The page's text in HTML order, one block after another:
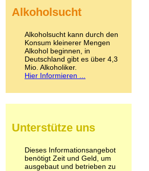
Kokain
LSD
Marihuana
Medikamente
Meskalin
Metamphetamin
Methadon
Pilze
Psychopharmaka
Schlafmittel
Schmerzmittel
Alkoholsucht
Alkoholsucht kann durch den
Konsum kleinerer Mengen
Alkohol beginnen, in
Deutschland gibt es über 4,3
Mio. Alkoholiker.
Hier Informieren ...
Unterstütze uns
Dieses Informationsangebot
benötigt Zeit und Geld, um
ausgebaut und betrieben zu